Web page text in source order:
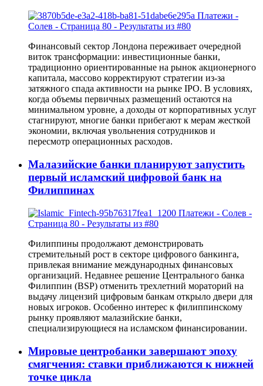
Финансовый сектор Лондона переживает очередной
виток трансформации: инвестиционные банки,
традиционно ориентированные на рынок акционерного
капитала, массово корректируют стратегии из-за
затяжного спада активности на рынке IPO. В условиях,
когда объемы первичных размещений остаются на
минимальном уровне, а доходы от корпоративных услуг
стагнируют, многие банки прибегают к мерам жесткой
экономии, включая увольнения сотрудников и
пересмотр операционных расходов.
Малазийские банки планируют запустить
первый исламский цифровой банк на
Филиппинах
Филиппины продолжают демонстрировать
стремительный рост в секторе цифрового банкинга,
привлекая внимание международных финансовых
организаций. Недавнее решение Центрального банка
Филиппин (BSP) отменить трехлетний мораторий на
выдачу лицензий цифровым банкам открыло двери для
новых игроков. Особенно интерес к филиппинскому
рынку проявляют малазийские банки,
специализирующиеся на исламском финансировании.
Мировые центробанки завершают эпоху
смягчения: ставки приближаются к нижней
точке цикла